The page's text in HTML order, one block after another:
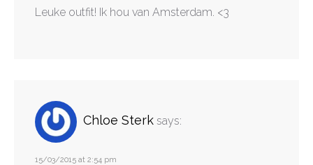
Leuke outfit! Ik hou van Amsterdam. <3
Chloe Sterk says:
15/03/2015 at 2:54 pm